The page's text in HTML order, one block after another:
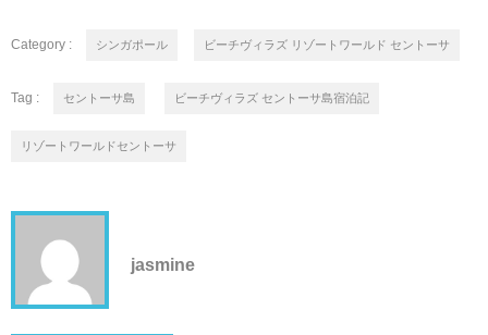
Category : シンガポール ビーチヴィラズ リゾートワールド セントーサ
Tag : セントーサ島 ビーチヴィラズ セントーサ島宿泊記
リゾートワールドセントーサ
jasmine